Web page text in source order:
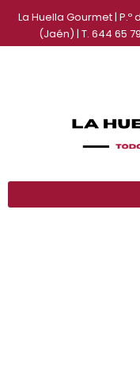
contenido
La Huella Gourmet |
(Jaén) | T. 644 65